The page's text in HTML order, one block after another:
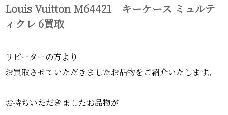
Louis Vuitton M64421 キーケース ミュルテ
ィクレ 6買取
リピーターの方より
お買取させていただきましたお品物をご紹介いたします。
お持ちいただきましたお品物が